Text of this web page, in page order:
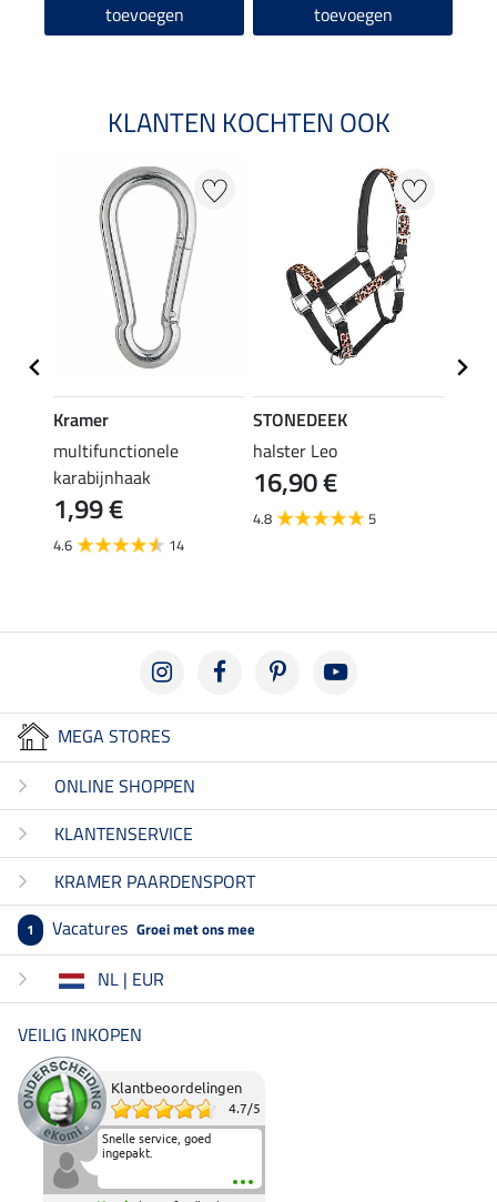
toevoegen toevoegen
KLANTEN KOCHTEN OOK
Kramer
multifunctionele
karabijnhaak
1,99 €
4.6 14
STONEDEEK
halster Leo
16,90 €
4.8 5
MEGA STORES
ONLINE SHOPPEN
KLANTENSERVICE
KRAMER PAARDENSPORT
1 Vacatures Groei met ons mee
NL | EUR
VEILIG INKOPEN
Klantbeoordelingen
4.7/5
Snelle service, goed
ingepakt.